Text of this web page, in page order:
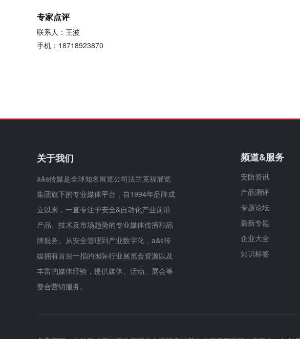
专家点评
联系人：王波
手机：18718923870
关于我们
a&s传媒是全球知名展览公司法兰克福展览
集团旗下的专业媒体平台，自1994年品牌成
立以来，一直专注于安全&自动化产业前沿
产品、技术及市场趋势的专业媒体传播和品
牌服务。从安全管理到产业数字化，a&s传
媒拥有首屈一指的国际行业展览会资源以及
丰富的媒体经验，提供媒体、活动、展会等
整合营销服务。
频道&服务
安防资讯
产品测评
专题论坛
最新专题
企业大全
知识标签